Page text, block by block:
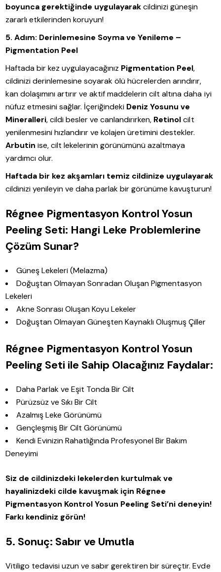
boyunca gerektiğinde uygulayarakcildinizi güneşin
zararlı etkilerinden koruyun!
5. Adım: Derinlemesine Soyma ve Yenileme –
Pigmentation Peel
Haftada bir kez uygulayacağınız Pigmentation Peel,
cildinizi derinlemesine soyarak ölü hücrelerden arındırır,
kan dolaşımını artırır ve aktif maddelerin cilt altına daha iyi
nüfuz etmesini sağlar. İçeriğindeki Deniz Yosunu ve
Mineralleri, cildi besler ve canlandırırken, Retinolcilt
yenilenmesini hızlandırır ve kolajen üretimini destekler.
Arbutin ise, cilt lekelerinin görünümünü azaltmaya
yardımcı olur.
Haftada bir kez akşamları temiz cildinize uygulayarak
cildinizi yenileyin ve daha parlak bir görünüme kavuşturun!
Régnee Pigmentasyon Kontrol Yosun
Peeling Seti: Hangi Leke Problemlerine
Çözüm Sunar?
Güneş Lekeleri (Melazma)
Doğuştan Olmayan Sonradan Oluşan Pigmentasyon
Lekeleri
Akne Sonrası Oluşan Koyu Lekeler
Doğuştan Olmayan Güneşten Kaynaklı Oluşmuş Çiller
Régnee Pigmentasyon Kontrol Yosun
Peeling Seti ile Sahip Olacağınız Faydalar:
Daha Parlak ve Eşit Tonda Bir Cilt
Pürüzsüz ve Sıkı Bir Cilt
Azalmış Leke Görünümü
Gençleşmiş Bir Cilt Görünümü
Kendi Evinizin Rahatlığında Profesyonel Bir Bakım
Deneyimi
Siz de cildinizdeki lekelerden kurtulmak ve
hayalinizdeki cilde kavuşmak için Régnee
Pigmentasyon Kontrol Yosun Peeling Seti’ni deneyin!
Farkı kendiniz görün!
5. Sonuç: Sabır ve Umutla
Vitiligo tedavisi uzun ve sabır gerektiren bir süreçtir. Evde